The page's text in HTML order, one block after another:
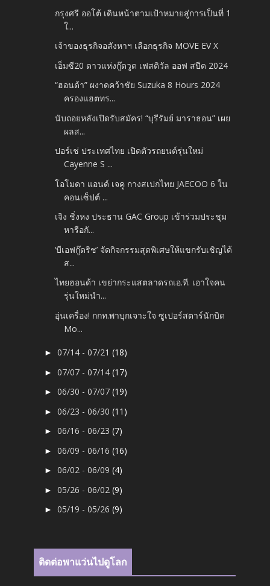
กรุงศรี ออโต้ เดินหน้าตามเป้าหมายสู่การเป็นที่ 1
ใ...
เจ้าของธุรกิจอสังหาฯ เลือกธุรกิจ MOVE EV X
เอ็มซี20 ดาวแห่งกู๊ดวูด เฟสติวัล ออฟ สปีด 2024
“ฮอนด้า” ผงาดคว้าชัย Suzuka 8 Hours 2024
ครองแฮตทร...
นับถอยหลังเปิดรับสมัคร! “บุรีรัมย์ มาราธอน” เผย
ผลส...
ปอร์เช่ ประเทศไทย เปิดตัวรถยนต์รุ่นใหม่
Cayenne S ...
โอโมดา แอนด์ เจคู กางสเปกไทย JAECOO 6 ใน
คอนเซ็ปต์ ...
เจิง ชิ่งหง ประธาน GAC Group เข้าร่วมประชุม
หารือกั...
‘บีเอฟกู๊ดริช’ จัดกิจกรรมสุดพิเศษให้แขกรับเชิญได้
ส...
ไทยฮอนด้า เขย่ากระแสตลาดรถเอ.ที. เอาใจคน
รุ่นใหม่นำ...
อุ่นเครื่อง! กกท.พาบุกเจาะใจ ซูเปอร์สตาร์นักบิด
Mo...
►07/14 - 07/21(18)
►07/07 - 07/14(17)
►06/30 - 07/07(19)
►06/23 - 06/30(11)
►06/16 - 06/23(7)
►06/09 - 06/16(16)
►06/02 - 06/09(4)
►05/26 - 06/02(9)
►05/19 - 05/26(9)
ติดต่อพาแว่นไปดูโลก